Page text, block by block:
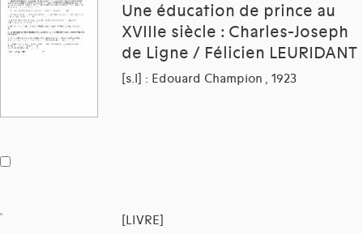
Une éducation de prince au
XVIIIe siècle : Charles-Joseph
de Ligne / Félicien LEURIDANT
[s.l] : Edouard Champion , 1923
[LIVRE]